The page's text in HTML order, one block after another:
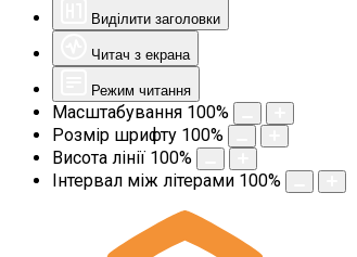
Виділити заголовки
Читач з екрана
Режим читання
Масштабування 100%
Розмір шрифту 100%
Висота лінії 100%
Інтервал між літерами 100%